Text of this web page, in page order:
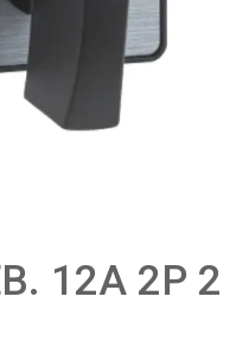
12A 2P 2